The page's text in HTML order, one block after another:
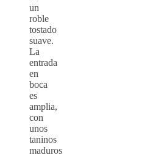
un
roble
tostado
suave.
La
entrada
en
boca
es
amplia,
con
unos
taninos
maduros